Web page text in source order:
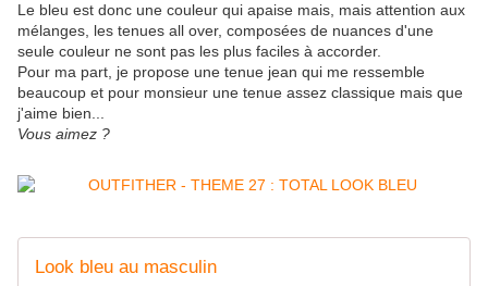
Le bleu est donc une couleur qui apaise mais, mais attention aux
mélanges, les tenues all over, composées de nuances d'une
seule couleur ne sont pas les plus faciles à accorder.
Pour ma part, je propose une tenue jean qui me ressemble
beaucoup et pour monsieur une tenue assez classique mais que
j'aime bien...
Vous aimez ?
Look bleu au masculin